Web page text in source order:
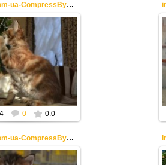
imgonline-com-ua-CompressBySize-98d85BHLC31YK
Mila2409
0 0.0
imgonline-com-ua-CompressBySize-EaC1vi0olDwdUYIV